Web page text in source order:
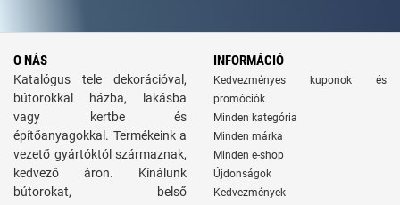
O NÁS
Katalógus tele dekorációval,
bútorokkal házba, lakásba
vagy kertbe és
építőanyagokkal. Termékeink a
vezető gyártóktól származnak,
kedvező áron. Kínálunk
bútorokat, belső
INFORMÁCIÓ
Kedvezményes kuponok és
promóciók
Minden kategória
Minden márka
Minden e-shop
Újdonságok
Kedvezmények